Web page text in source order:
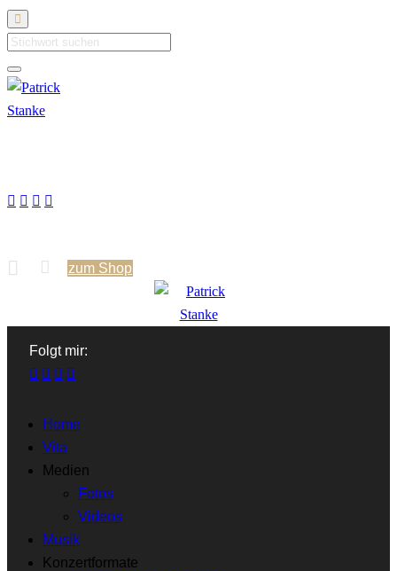
Suche
zum Shop
Folgt mir:
Home
Vita
Medien
Fotos
Videos
Musik
Konzertformate